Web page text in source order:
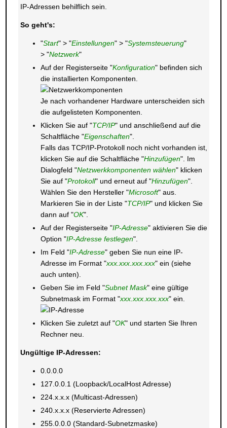
IP-Adressen behilflich sein.
So geht's:
"Start" > "Einstellungen" > "Systemsteuerung"
> "Netzwerk"
Auf der Registerseite "Konfiguration" befinden sich
die installierten Komponenten.
Je nach vorhandener Hardware unterscheiden sich
die aufgelisteten Komponenten.
Klicken Sie auf "TCP/IP" und anschließend auf die
Schaltfläche "Eigenschaften".
Falls das TCP/IP-Protokoll noch nicht vorhanden ist,
klicken Sie auf die Schaltfläche "Hinzufügen". Im
Dialogfeld "Netzwerkkomponenten wählen" klicken
Sie auf "Protokoll" und erneut auf "Hinzufügen".
Wählen Sie den Hersteller "Microsoft" aus.
Markieren Sie in der Liste "TCP/IP" und klicken Sie
dann auf "OK".
Auf der Registerseite "IP-Adresse" aktivieren Sie die
Option "IP-Adresse festlegen".
Im Feld "IP-Adresse" geben Sie nun eine IP-
Adresse im Format "xxx.xxx.xxx.xxx" ein (siehe
auch unten).
Geben Sie im Feld "Subnet Mask" eine gültige
Subnetmask im Format "xxx.xxx.xxx.xxx" ein.
Klicken Sie zuletzt auf "OK" und starten Sie Ihren
Rechner neu.
Ungültige IP-Adressen:
0.0.0.0
127.0.0.1 (Loopback/LocalHost Adresse)
224.x.x.x (Multicast-Adressen)
240.x.x.x (Reservierte Adressen)
255.0.0.0 (Standard-Subnetzmaske)